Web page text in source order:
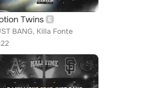
Twins
BANG, Killa Fonte